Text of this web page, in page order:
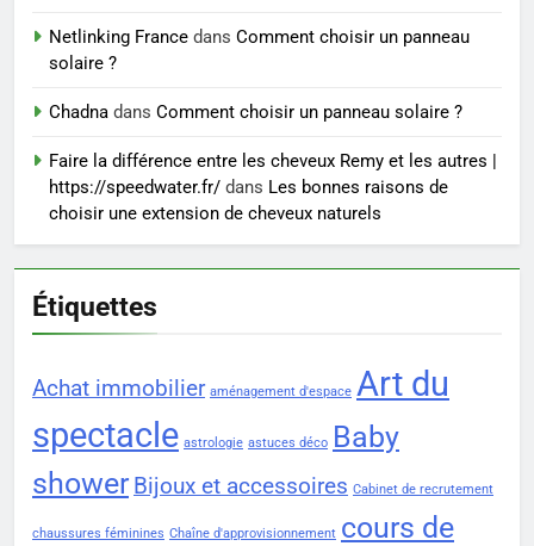
exercices
BIEN ÊTRE
8
trouver un accompagnement
sérieux à un tarif juste ?
BIEN ÊTRE
Netlinking France dans Comment choisir un panneau
solaire ?
Chadna dans Comment choisir un panneau solaire ?
Faire la différence entre les cheveux Remy et les autres |
https://speedwater.fr/ dans Les bonnes raisons de
choisir une extension de cheveux naturels
Étiquettes
Achat immobilier aménagement d'espace Art du
spectacle astrologie astuces déco Baby
shower Bijoux et accessoires Cabinet de recrutement
chaussures féminines Chaîne d'approvisionnement cours de